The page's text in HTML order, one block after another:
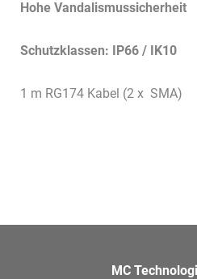
Hohe Vandalismussicherheit
Schutzklassen: IP66 / IK10
1 m RG174 Kabel (2 x SMA)
MC